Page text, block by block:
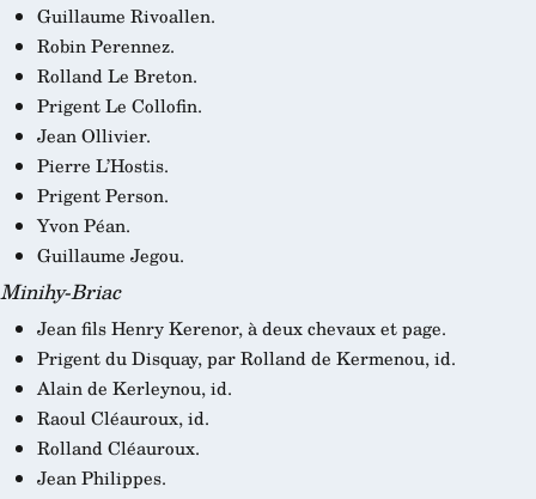
Guillaume Rivoallen.
Robin Perennez.
Rolland Le Breton.
Prigent Le Collofin.
Jean Ollivier.
Pierre L’Hostis.
Prigent Person.
Yvon Péan.
Guillaume Jegou.
Minihy-Briac
Jean fils Henry Kerenor, à deux chevaux et page.
Prigent du Disquay, par Rolland de Kermenou, id.
Alain de Kerleynou, id.
Raoul Cléauroux, id.
Rolland Cléauroux.
Jean Philippes.